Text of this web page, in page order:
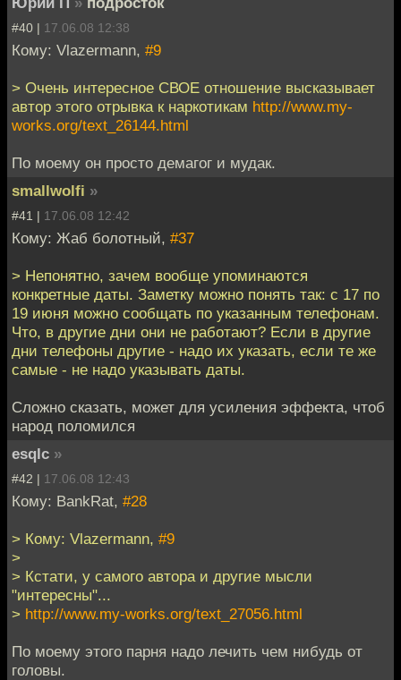
#40 | 17.06.08 12:38
Кому: Vlazermann, #9
> Очень интересное СВОЕ отношение высказывает
автор этого отрывка к наркотикам http://www.my-
works.org/text_26144.html
По моему он просто демагог и мудак.
smallwolfi »
#41 | 17.06.08 12:42
Кому: Жаб болотный, #37
> Непонятно, зачем вообще упоминаются
конкретные даты. Заметку можно понять так: с 17 по
19 июня можно сообщать по указанным телефонам.
Что, в другие дни они не работают? Если в другие
дни телефоны другие - надо их указать, если те же
самые - не надо указывать даты.
Сложно сказать, может для усиления эффекта, чтоб
народ поломился
esqlc »
#42 | 17.06.08 12:43
Кому: BankRat, #28
> Кому: Vlazermann, #9
>
> Кстати, у самого автора и другие мысли
"интересны"...
> http://www.my-works.org/text_27056.html
По моему этого парня надо лечить чем нибудь от
головы.